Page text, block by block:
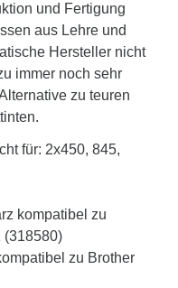
und Fertigung
aus Lehre und
Hersteller nicht
immer noch sehr
zu teuren
für: 2x450, 845,
kompatibel zu
(318580)
zu Brother